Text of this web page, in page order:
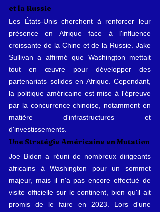
et la Russie
Les États-Unis cherchent à renforcer leur
présence en Afrique face à l'influence
croissante de la Chine et de la Russie. Jake
Sullivan a affirmé que Washington mettait
tout en œuvre pour développer des
partenariats solides en Afrique. Cependant,
la politique américaine est mise à l'épreuve
par la concurrence chinoise, notamment en
matière d'infrastructures et
d'investissements.
Une Stratégie Américaine en Mutation
Joe Biden a réuni de nombreux dirigeants
africains à Washington pour un sommet
majeur, mais il n'a pas encore effectué de
visite officielle sur le continent, bien qu'il ait
promis de le faire en 2023. Lors d'une